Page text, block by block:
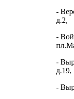
-
д.2,
-
-
д.19,
-